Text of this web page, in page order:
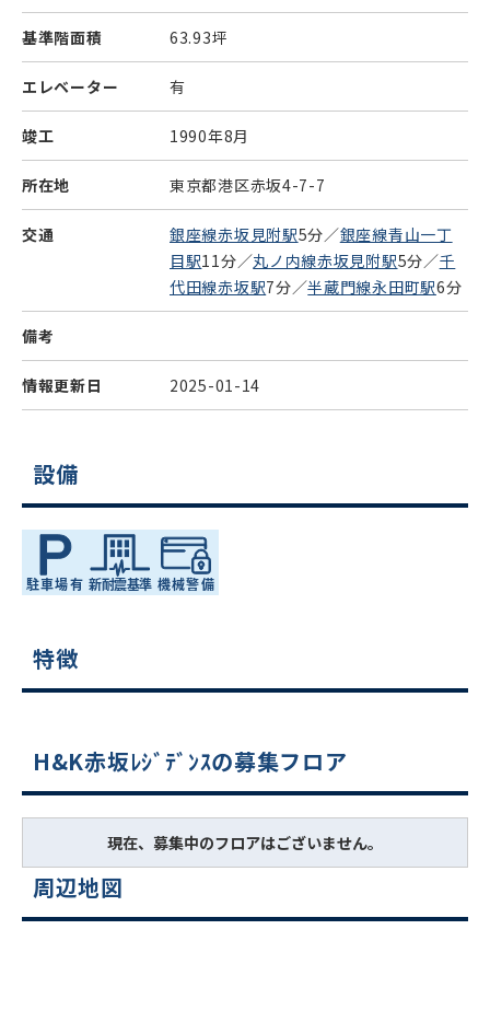
基準階面積 63.93坪
エレベーター 有
竣工 1990年8月
所在地 東京都港区赤坂4-7-7
交通 銀座線赤坂見附駅5分／銀座線青山一丁
目駅11分／丸ノ内線赤坂見附駅5分／千
代田線赤坂駅7分／半蔵門線永田町駅6分
備考
情報更新日 2025-01-14
設備
特徴
H&K赤坂ﾚｼﾞﾃﾞﾝｽの募集フロア
現在、募集中のフロアはございません。
周辺地図